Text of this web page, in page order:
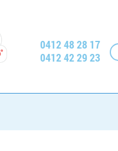
0412 48 28 17
0412 42 29 23